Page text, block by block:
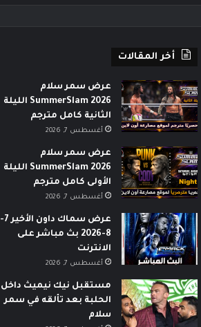
أخر المقالات
عرض سمر سلام
SummerSlam 2026 الليلة
الثانية كامل مترجم
أغسطس 7, 2026
عرض سمر سلام
SummerSlam 2026 الليلة
الأولى كامل مترجم
أغسطس 7, 2026
عرض سماك داون الأخير 7-
8-2026 بث مباشر على
الانترنت
أغسطس 7, 2026
مستقبل نيك نيميث داخل
الحلبة بعد تألقه في سمر
سلام